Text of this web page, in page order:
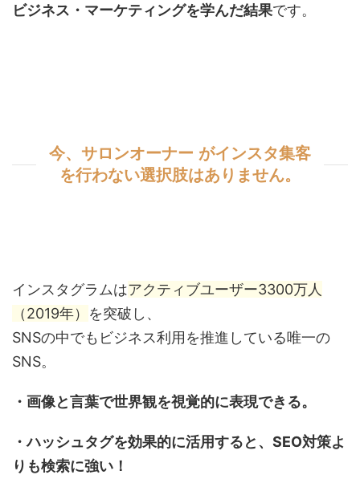
ビジネス・マーケティングを学んだ結果です。
今、サロンオーナー がインスタ集客
を行わない選択肢はありません。
インスタグラムはアクティブユーザー3300万人
（2019年） を突破し、
SNSの中でもビジネス利用を推進している唯一の
SNS。
・画像と言葉で世界観を視覚的に表現できる。
・ハッシュタグを効果的に活用すると、SEO対策よ
りも検索に強い！